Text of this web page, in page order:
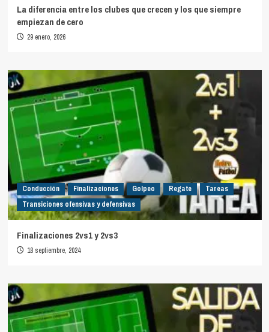
La diferencia entre los clubes que crecen y los que siempre
empiezan de cero
29 enero, 2026
Conducción Finalizaciones Golpeo Regate
Tareas
Transiciones ofensivas y defensivas
Finalizaciones 2vs1 y 2vs3
18 septiembre, 2024